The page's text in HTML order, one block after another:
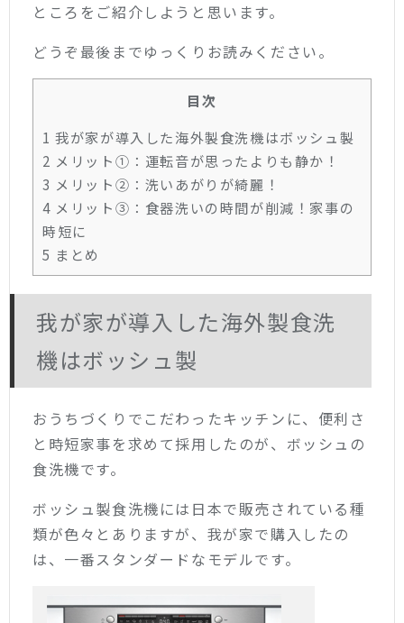
ところをご紹介しようと思います。
どうぞ最後までゆっくりお読みください。
目次
1 我が家が導入した海外製食洗機はボッシュ製
2 メリット①：運転音が思ったよりも静か！
3 メリット②：洗いあがりが綺麗！
4 メリット③：食器洗いの時間が削減！家事の
時短に
5 まとめ
我が家が導入した海外製食洗
機はボッシュ製
おうちづくりでこだわったキッチンに、便利さ
と時短家事を求めて採用したのが、ボッシュの
食洗機です。
ボッシュ製食洗機には日本で販売されている種
類が色々とありますが、我が家で購入したの
は、一番スタンダードなモデルです。